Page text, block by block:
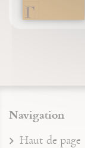
Navigation
Haut de page